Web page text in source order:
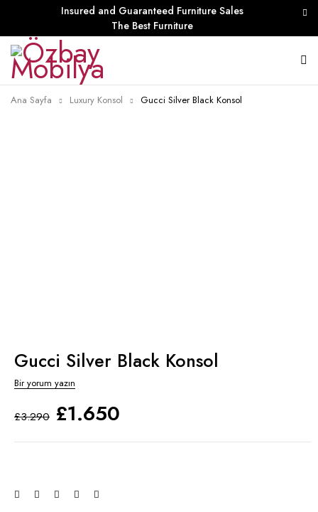
Insured and Guaranteed Furniture Sales
The Best Furniture
Ana Sayfa Luxury Konsol Gucci Silver Black Konsol
Gucci Silver Black Konsol
Bir yorum yazın
£3.290 £1.650